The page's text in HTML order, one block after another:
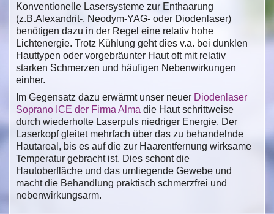
Konventionelle Lasersysteme zur Enthaarung
(z.B.Alexandrit-, Neodym-YAG- oder Diodenlaser)
benötigen dazu in der Regel eine relativ hohe
Lichtenergie. Trotz Kühlung geht dies v.a. bei dunklen
Hauttypen oder vorgebräunter Haut oft mit relativ
starken Schmerzen und häufigen Nebenwirkungen
einher.
Im Gegensatz dazu erwärmt unser neuer Diodenlaser
Soprano ICE der Firma Alma die Haut schrittweise
durch wiederholte Laserpuls niedriger Energie. Der
Laserkopf gleitet mehrfach über das zu behandelnde
Hautareal, bis es auf die zur Haarentfernung wirksame
Temperatur gebracht ist. Dies schont die
Hautoberfläche und das umliegende Gewebe und
macht die Behandlung praktisch schmerzfrei und
nebenwirkungsarm.